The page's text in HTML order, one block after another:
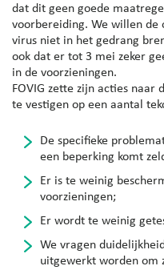
dat dit geen goede
voorbereiding. We willen de
virus niet in het gedrang
ook dat er tot 3 mei zeker
in de voorzieningen.
FOVIG zette zijn acties naar
te vestigen op een aantal
De specifieke
een beperking komt
Er is te weinig
voorzieningen;
Er wordt te weinig
We vragen
uitgewerkt worden om